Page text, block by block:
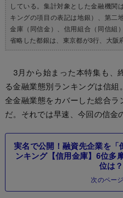
している。集計対象とした金融機関
キングの項目の表記は地銀）、第二
金庫（同信金）、信用組合（同信組
省略した都銀は、東京都が3行、大阪
3月から始まった本特集も、
る金融業態別ランキングは信組
全金融業態をカバーした総合ラ
だ。それでは早速、今回の信金
実名で公開！融資先企業を「
ンキング【信用金庫】6位多
位は？
次のページ